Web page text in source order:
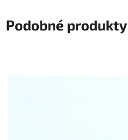
Podobné produkty